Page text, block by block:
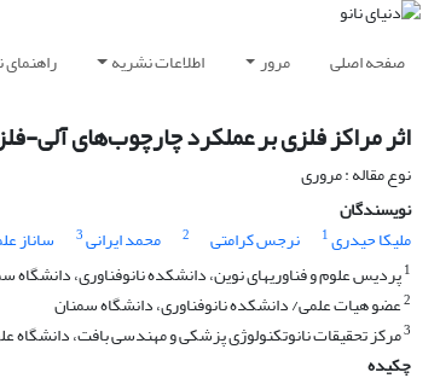
صفحه اصلی مرور اطلاعات نشریه
اثر مراکز فلزی بر عملکرد چارچوب‌های آلی-
نوع مقاله : مروری
نویسندگان
ملیکا حیدری1 نرجس کرامتی 2 محمد ایرانی3 ساناز
1پردیس علوم و فناوریهای نوین، دانشکده نانوفناوری، دانشگاه
2عضو هیات علمی/ دانشکده نانوفناوری، دانشگاه سمنان
3مرکز تحقیقات نانوتکنولوژی پزشکی و مهندسی بافت، دانشگاه
چکیده